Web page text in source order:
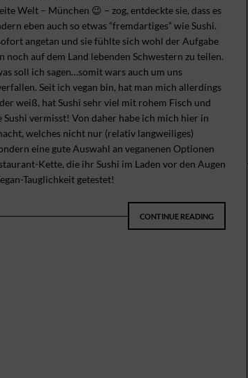
Welt – München 😉 – zog, entdeckte sie, dass es
eben auch so etwas “fremdartiges” wie Sushi.
angetan und sie fühlte sich wohl der Aufgabe
auf dem Land lebenden Schwestern zu teilen.
soll ich sagen…somit wars auch um uns
Seit ich vegan bin, hat man mich allerdings
weiß, hat Sushi sehr viel mit rohem Fisch und
vermisst! Von daher habe ich mich hier in
welches nicht nur (relativ langweiliges)
eine gute Auswahl an veganenen Optionen
Kette, die ihr Sushi im Laden vor den Augen
Tauglichkeit getestet!
CONTINUE READING